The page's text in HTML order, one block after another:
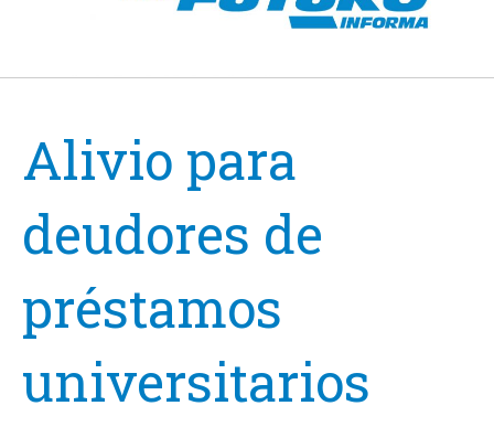
Alivio para
deudores de
préstamos
universitarios